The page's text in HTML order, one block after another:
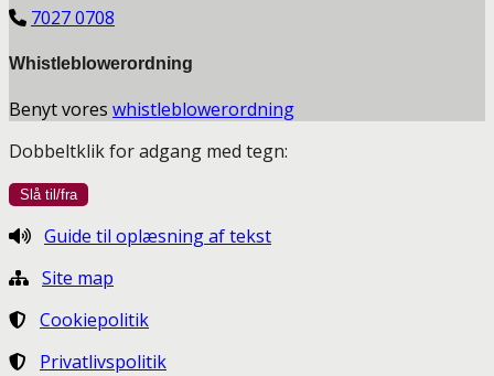
7027 0708
Whistleblowerordning
Benyt vores whistleblowerordning
Dobbeltklik for adgang med tegn:
Guide til oplæsning af tekst
Site map
Cookiepolitik
Privatlivspolitik